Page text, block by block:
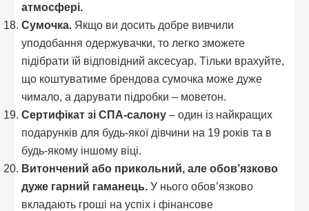
атмосфері.
Сумочка. Якщо ви досить добре вивчили
уподобання одержувачки, то легко зможете
підібрати їй відповідний аксесуар. Тільки врахуйте,
що коштуватиме брендова сумочка може дуже
чимало, а дарувати підробки – моветон.
Сертифікат зі СПА-салону– один із найкращих
подарунків для будь-якої дівчини на 19 років та в
будь-якому іншому віці.
Витончений або прикольний, але обов’язково
дуже гарний гаманець. У нього обов’язково
вкладають гроші на успіх і фінансове